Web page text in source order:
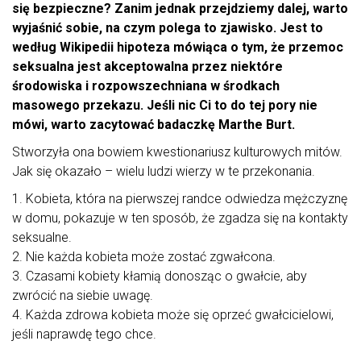
się bezpieczne? Zanim jednak przejdziemy dalej, warto
wyjaśnić sobie, na czym polega to zjawisko. Jest to
według Wikipedii hipoteza mówiąca o tym, że przemoc
seksualna jest akceptowalna przez niektóre
środowiska i rozpowszechniana w środkach
masowego przekazu. Jeśli nic Ci to do tej pory nie
mówi, warto zacytować badaczkę Marthe Burt.
Stworzyła ona bowiem kwestionariusz kulturowych mitów.
Jak się okazało – wielu ludzi wierzy w te przekonania.
1. Kobieta, która na pierwszej randce odwiedza mężczyznę
w domu, pokazuje w ten sposób, że zgadza się na kontakty
seksualne.
2. Nie każda kobieta może zostać zgwałcona.
3. Czasami kobiety kłamią donosząc o gwałcie, aby
zwrócić na siebie uwagę.
4. Każda zdrowa kobieta może się oprzeć gwałcicielowi,
jeśli naprawdę tego chce.